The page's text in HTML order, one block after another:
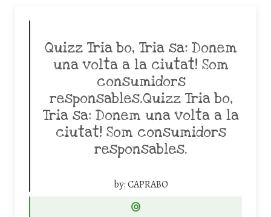
Quizz Tria bo, Tria sa: Donem
una volta a la ciutat! Som
consumidors
responsables.Quizz Tria bo,
Tria sa: Donem una volta a la
ciutat! Som consumidors
responsables.
by:CAPRABO